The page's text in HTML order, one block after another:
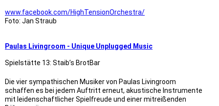
www.facebook.com/HighTensionOrchestra/
Foto: Jan Straub
Paulas Livingroom - Unique Unplugged Music
Spielstätte 13: Staib’s BrotBar
Die vier sympathischen Musiker von Paulas Livingroom
schaffen es bei jedem Auftritt erneut, akustische Instrumente
mit leidenschaftlicher Spielfreude und einer mitreißenden